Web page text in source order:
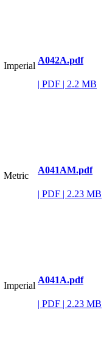
Imperial
A042A.pdf
| PDF | 2.2 MB
Metric
A041AM.pdf
| PDF | 2.23 MB
Imperial
A041A.pdf
| PDF | 2.23 MB